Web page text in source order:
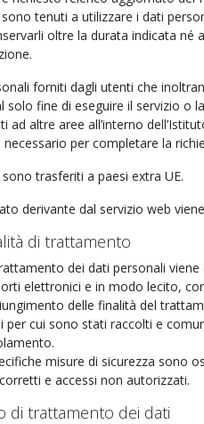
tenuti a utilizzare i dati
oltre la durata indicata né
forniti dagli utenti che
solo fine di eseguire il servizio o
ad altre aree all’interno
necessario per completare la
trasferiti a paesi extra UE.
derivante dal servizio web
di trattamento
dei dati personali
elettronici e in modo lecito,
delle finalità del
per cui sono stati raccolti e
misure di sicurezza sono
e accessi non autorizzati.
di trattamento dei dati